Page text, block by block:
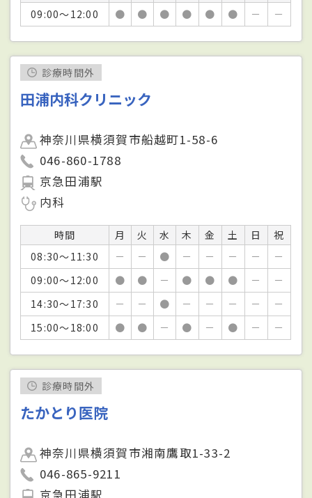
09:00～12:00
● ● ● ● ● ● － －
診療時間外
田浦内科クリニック
神奈川県横須賀市船越町1-58-6
046-860-1788
京急田浦駅
内科
時間 月 火 水 木 金 土 日
祝
08:30～11:30
－ － ● － － － －
－
09:00～12:00
● ● － ● ● ● －
－
14:30～17:30
－ － ● － － － －
－
15:00～18:00
● ● － ● － ● － －
診療時間外
たかとり医院
神奈川県横須賀市湘南鷹取1-33-2
046-865-9211
京急田浦駅